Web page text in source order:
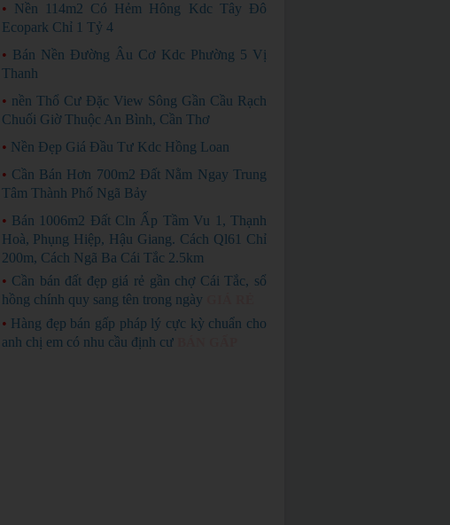
• Nền 114m2 Có Hẻm Hông Kdc Tây Đô
Ecopark Chỉ 1 Tỷ 4
• Bán Nền Đường Âu Cơ Kdc Phường 5 Vị
Thanh
• nền Thổ Cư Đặc View Sông Gần Cầu Rạch
Chuối Giờ Thuộc An Bình, Cần Thơ
• Nền Đẹp Giá Đầu Tư Kdc Hồng Loan
• Cần Bán Hơn 700m2 Đất Nằm Ngay Trung
Tâm Thành Phố Ngã Bảy
• Bán 1006m2 Đất Cln Ấp Tầm Vu 1, Thạnh
Hoà, Phụng Hiệp, Hậu Giang. Cách Ql61 Chỉ
200m, Cách Ngã Ba Cái Tắc 2.5km
• Cần bán đất đẹp giá rẻ gần chợ Cái Tắc, sổ
hồng chính quy sang tên trong ngày
• Hàng đẹp bán gấp pháp lý cực kỳ chuẩn cho
anh chị em có nhu cầu định cư